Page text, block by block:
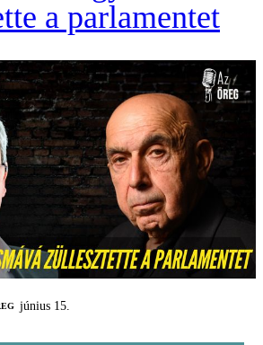
a parlamentet
június 15.